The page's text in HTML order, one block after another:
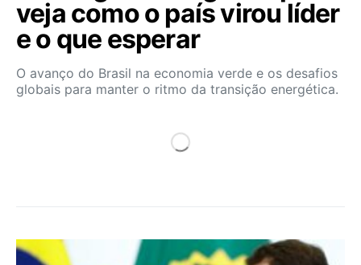
veja como o país virou líder
e o que esperar
O avanço do Brasil na economia verde e os desafios
globais para manter o ritmo da transição energética.